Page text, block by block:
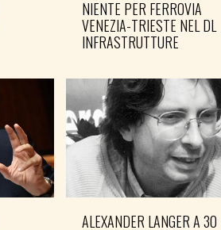
NIENTE PER FERROVIA
VENEZIA-TRIESTE NEL DL
INFRASTRUTTURE
ALEXANDER LANGER A 30